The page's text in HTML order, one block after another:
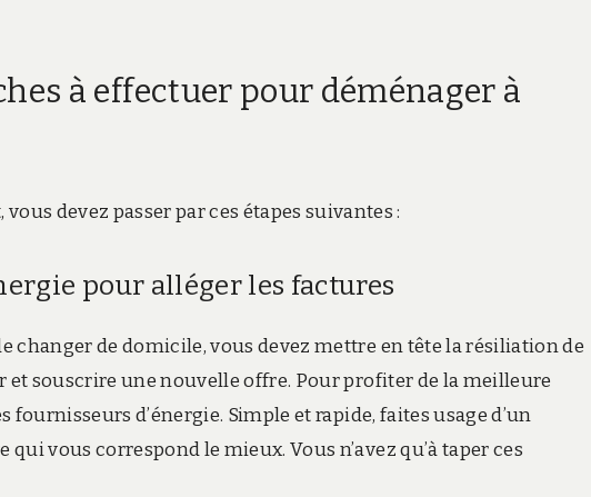
à effectuer pour déménager à
devez passer par ces étapes suivantes :
pour alléger les factures
changer de domicile, vous devez mettre en tête la résiliation de
et souscrire une nouvelle offre. Pour profiter de la meilleure
d’énergie. Simple et rapide, faites usage d’un
vous correspond le mieux. Vous n’avez qu’à taper ces